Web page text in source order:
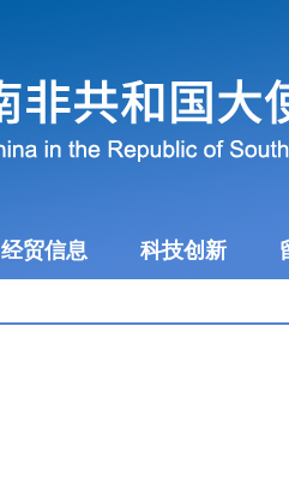
经贸信息 科技创新